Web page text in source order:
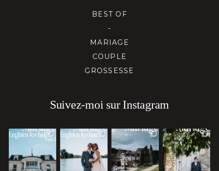
BEST OF
-
MARIAGE
COUPLE
GROSSESSE
Suivez-moi sur Instagram